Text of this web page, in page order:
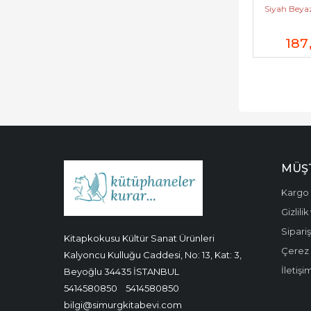
Siyah
187
Kitapkokusu Kültür Sanat Ürünleri
Kalyoncu Kulluğu Caddesi, No: 13, Kat: 3,
Beyoğlu 34435 İSTANBUL
5414580850
5414580850
bilgi@simurgkitabevi.com
Kargo
Çerez